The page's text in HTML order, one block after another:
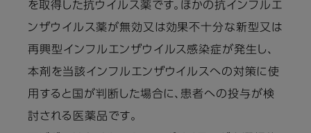
を取得した抗ウイルス薬です。ほかの抗インフルエ
ンザウイルス薬が無効又は効果不十分な新型又は
再興型インフルエンザウイルス感染症が発生し、
本剤を当該インフルエンザウイルスへの対策に使
用すると国が判断した場合に、患者への投与が検
討される医薬品です。